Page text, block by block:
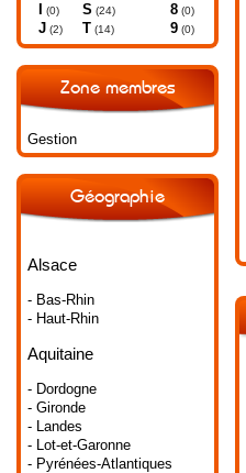
(0)
J (2)
S (24)
T (14)
8 (0)
9 (0)
Zone membres
Gestion
Géographie
Alsace
- Bas-Rhin
- Haut-Rhin
Aquitaine
- Dordogne
- Gironde
- Landes
- Lot-et-Garonne
- Pyrénées-Atlantiques